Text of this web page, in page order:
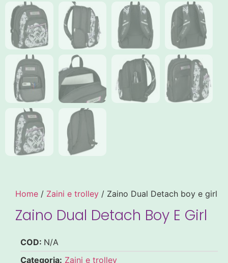
Home / Zaini e trolley / Zaino Dual Detach boy e girl
Zaino Dual Detach Boy E Girl
COD: N/A
Categoria: Zaini e trolley